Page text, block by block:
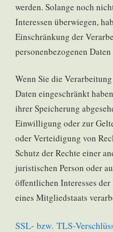
werden. Solange noch
Interessen überwiegen,
Einschränkung der
personenbezogenen
Wenn Sie die
Daten eingeschränkt
ihrer Speicherung
Einwilligung oder zur
oder Verteidigung von
Schutz der Rechte einer
juristischen Person oder
öffentlichen Interesses
eines Mitgliedstaats
SSL- bzw. TLS-